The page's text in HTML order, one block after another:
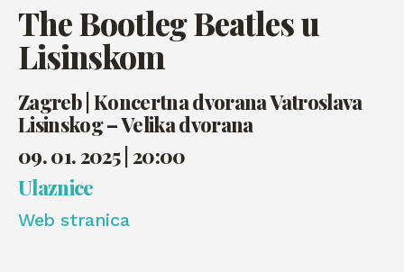
The Bootleg Beatles u
Lisinskom
Zagreb | Koncertna dvorana Vatroslava
Lisinskog – Velika dvorana
09. 01. 2025 | 20:00
Ulaznice
Web stranica